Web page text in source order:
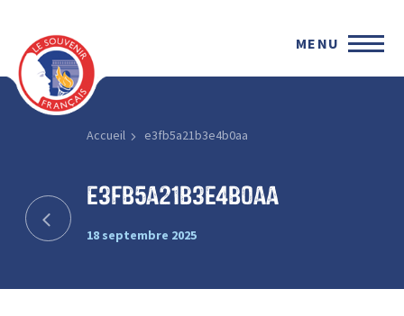
MENU
Accueil e3fb5a21b3e4b0aa
e3fb5a21b3e4b0aa
18 septembre 2025